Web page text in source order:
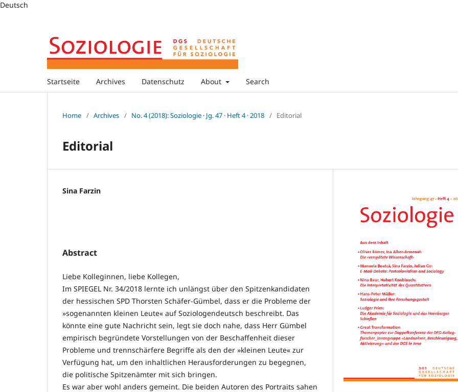
Deutsch
Startseite Archives Datenschutz About Search
Home / Archives / No. 4 (2018): Soziologie · Jg. 47 · Heft 4 · 2018 / Editorial
Editorial
Sina Farzin
Abstract
Liebe Kolleginnen, liebe Kollegen,
Im SPIEGEL Nr. 34/2018 lernte ich unlängst über den Spitzenkandidaten
der hessischen SPD Thorsten Schäfer-Gümbel, dass er die Probleme der
»sogenannten kleinen Leute« auf Soziologendeutsch beschreibt. Das
könnte eine gute Nachricht sein, legt sie doch nahe, dass Herr Gümbel
empirisch begründete Vorstellungen von der Beschaffenheit dieser
Probleme und trennschärfere Begriffe als den der »kleinen Leute« zur
Verfügung hat, um den inhaltlichen Herausforderungen zu begegnen,
die politische Spitzenämter mit sich bringen.
Es war aber wohl anders gemeint. Die beiden Autoren des Portraits sahen